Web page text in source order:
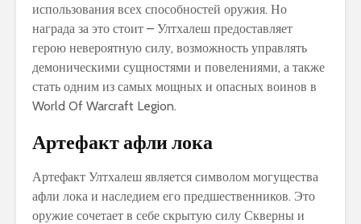
использования всех способностей оружия. Но
награда за это стоит – Ултхалеш предоставляет
герою невероятную силу, возможность управлять
демоническими сущностями и повелениями, а также
стать одним из самых мощных и опасных воинов в
World Of Warcraft Legion.
Артефакт афли лока
Артефакт Ултхалеш является символом могущества
афли лока и наследием его предшественников. Это
оружие сочетает в себе скрытую силу Скверны и